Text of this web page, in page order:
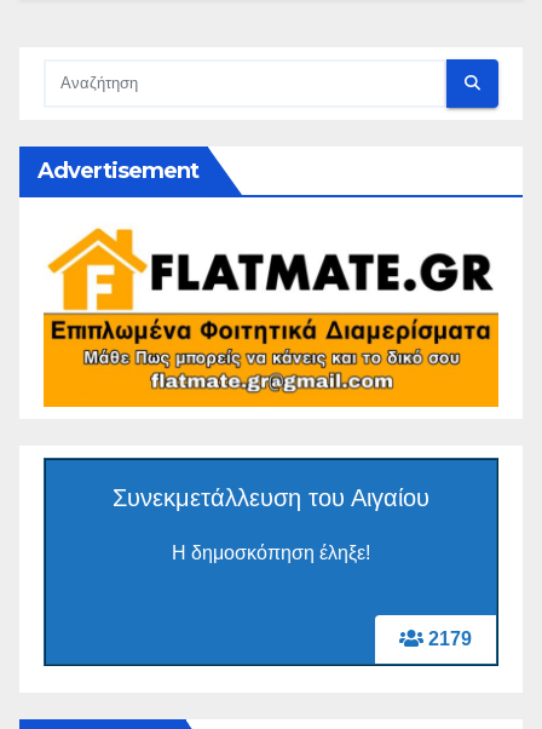
Advertisement
2179
Συνεκμετάλλευση του Αιγαίου
Η δημοσκόπηση έληξε!